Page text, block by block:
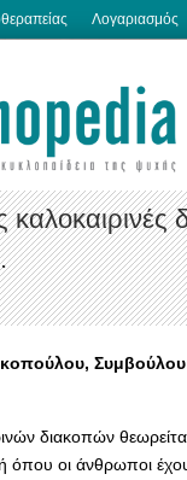
Λογαριασμός
Συμβούλου
διακοπών
όπου οι άνθρωποι